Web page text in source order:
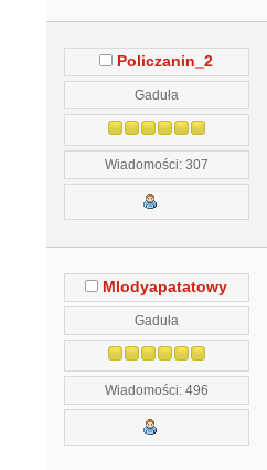
Policzanin_2
Gaduła
Wiadomości: 307
Mlodyapatatowy
Gaduła
Wiadomości: 496